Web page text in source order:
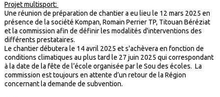
Projet multisport:
Une réunion de préparation de chantier a eu lieu le 12 mars 2025 en
présence de la société Kompan, Romain Perrier TP, Titouan Béréziat
et la commission afin de définir les modalités d'interventions des
différents prestataires.
Le chantier débutera le 14 avril 2025 et s'achèvera en fonction de
conditions climatiques au plus tard le 27 juin 2025 qui correspondant
à la date de la fête de l’école organisée par le Sou des écoles. La
commission est toujours en attente d’un retour de la Région
concernant la demande de subvention.